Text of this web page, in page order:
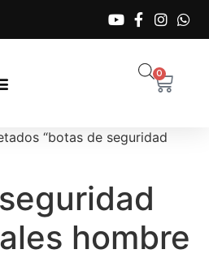
0
“botas de seguridad
hombre